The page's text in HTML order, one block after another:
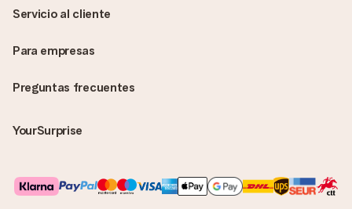
Preguntas frecuentes
YourSurprise
Servicio al cliente
Para empresas